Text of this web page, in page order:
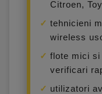
Citroen,
tehnicieni
wireless
flote mici si
verificari
utilizatori